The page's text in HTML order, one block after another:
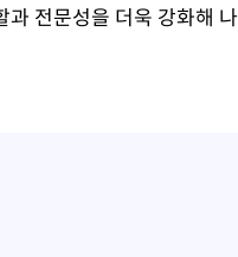
전문성을 더욱 강화해 나